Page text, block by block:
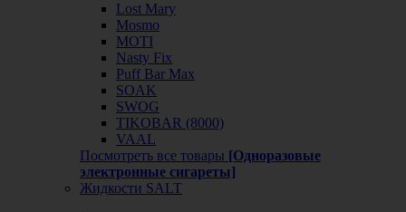
Lost Mary
Mosmo
MOTI
Nasty Fix
Puff Bar Max
SOAK
SWOG
TIKOBAR (8000)
VAAL
Посмотреть все товары [Одноразовые
электронные сигареты]
Жидкости SALT